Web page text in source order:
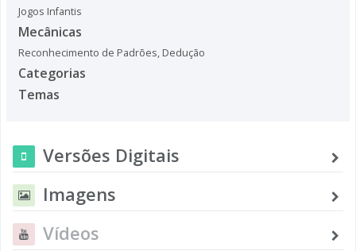
Jogos Infantis
Mecânicas
Reconhecimento de Padrões, Dedução
Categorias
Temas
Versões Digitais
Imagens
Vídeos